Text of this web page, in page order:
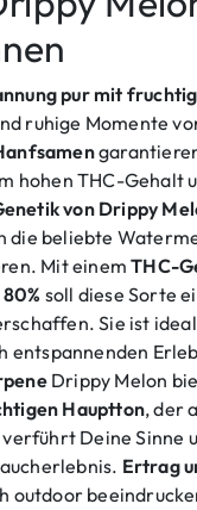
pur mit
ruhige Momente
hohen THC-Gehalt
von Drippy
die beliebte
Mit einemTHC-
soll diese Sorte
Sie ist
Drippy Melon
Hauptton, der
Deine Sinne
Ertrag
outdoor